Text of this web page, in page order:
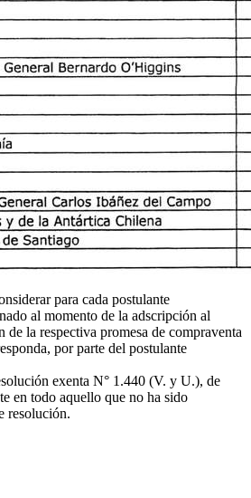
para cada postulante
al momento de la adscripción al
de la respectiva promesa de compraventa
por parte del postulante
exenta N° 1.440 (V. y U.), de
en todo aquello que no ha sido
resolución.